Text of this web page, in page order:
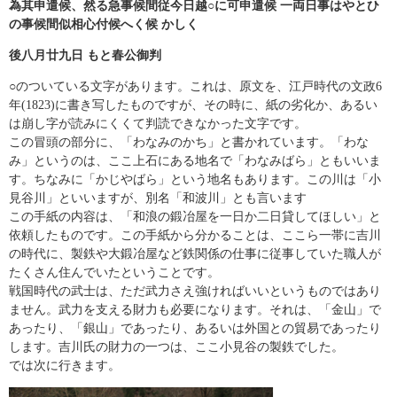
為其申遣候、然る急事候間従今日越○に可申遣候 一両日事はやとひ
の事候間似相心付候へく候 かしく
後八月廿九日 もと春公御判
○のついている文字があります。これは、原文を、江戸時代の文政6
年(1823)に書き写したものですが、その時に、紙の劣化か、あるい
は崩し字が読みにくくて判読できなかった文字です。
この冒頭の部分に、「わなみのかち」と書かれています。「わな
み」というのは、ここ上石にある地名で「わなみばら」ともいいま
す。ちなみに「かじやばら」という地名もあります。この川は「小
見谷川」といいますが、別名「和波川」とも言います
この手紙の内容は、「和浪の鍛冶屋を一日か二日貸してほしい」と
依頼したものです。この手紙から分かることは、ここら一帯に吉川
の時代に、製鉄や大鍛冶屋など鉄関係の仕事に従事していた職人が
たくさん住んでいたということです。
戦国時代の武士は、ただ武力さえ強ければいいというものではあり
ません。武力を支える財力も必要になります。それは、「金山」で
あったり、「銀山」であったり、あるいは外国との貿易であったり
します。吉川氏の財力の一つは、ここ小見谷の製鉄でした。
では次に行きます。